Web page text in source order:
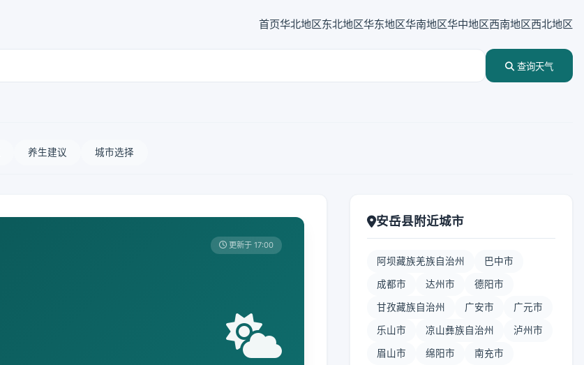
首页华北地区东北地区华东地区华南地区华中地区西南地区西北地区
查询天气
养生建议 城市选择
更新于 17:00
安岳县附近城市
阿坝藏族羌族自治州 巴中市
成都市 达州市 德阳市
甘孜藏族自治州 广安市 广元市
乐山市 凉山彝族自治州 泸州市
眉山市 绵阳市 南充市